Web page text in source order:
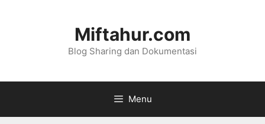
Miftahur.com
Blog Sharing dan Dokumentasi
Menu